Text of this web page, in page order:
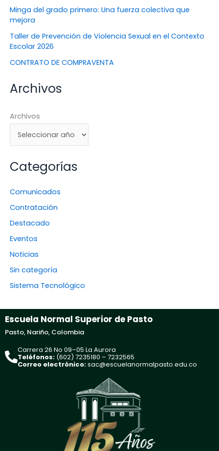
Minga del grado primero: Una fuerza colectiva que
mejora
Taller de Prevención de Violencia Sexual en el Contexto
Escolar 2026
CONTRATO DE COMPRAVENTA
Archivos
Archivos
Categorías
Comunicados
Contratación
Destacado
Eventos
Noticias
Sin categoría
Sistema Tecnológico
Escuela Normal Superior de Pasto
Pasto, Nariño, Colombia
Carrera 26 No 09–05 La Aurora
Teléfonos: (602) 7235180 – 7232565
Correo electrónico:sac@escuelanormalpasto.edu.co